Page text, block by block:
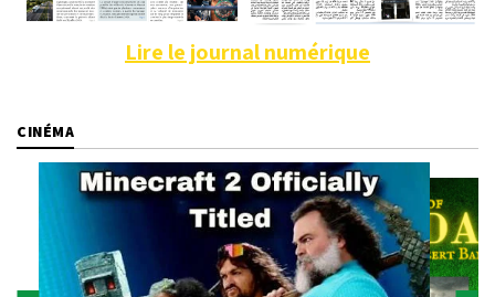
Lire le journal numérique
CINÉMA